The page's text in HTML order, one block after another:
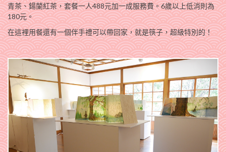
青茶、鍚蘭紅茶，套餐一人488元加一成服務費。6歲以上低消則為
180元。
在這裡用餐還有一個伴手禮可以帶回家，就是筷子，超級特別的！